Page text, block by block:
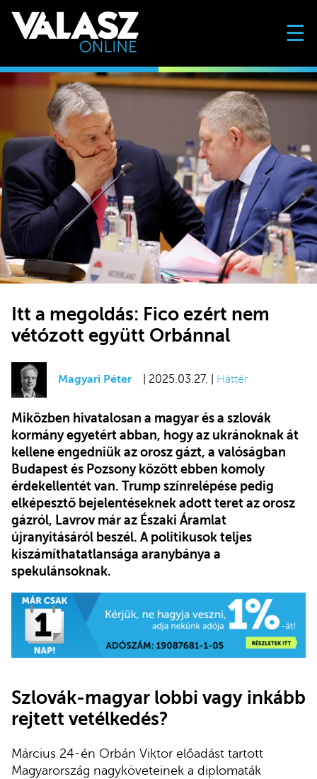
☰
Itt a megoldás: Fico ezért nem
vétózott együtt Orbánnal
Magyari Péter | 2025.03.27. | Háttér
Miközben hivatalosan a magyar és a szlovák
kormány egyetért abban, hogy az ukránoknak át
kellene engedniük az orosz gázt, a valóságban
Budapest és Pozsony között ebben komoly
érdekellentét van. Trump színrelépése pedig
elképesztő bejelentéseknek adott teret az orosz
gázról, Lavrov már az Északi Áramlat
újranyitásáról beszél. A politikusok teljes
kiszámíthatatlansága aranybánya a
spekulánsoknak.
Szlovák-magyar lobbi vagy inkább
rejtett vetélkedés?
Március 24-én Orbán Viktor előadást tartott
Magyarország nagyköveteinek a diplomaták